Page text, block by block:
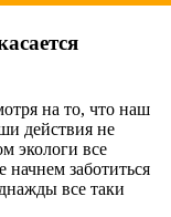
на то, что наш
действия не
экологи все
заботиться
все таки